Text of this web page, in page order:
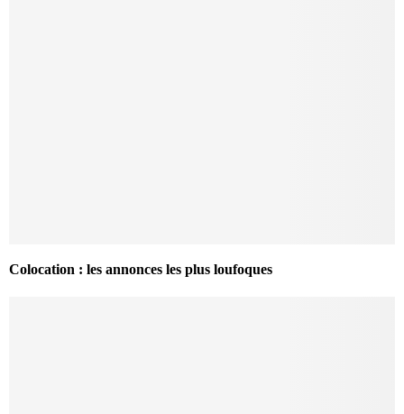
Colocation : les annonces les plus loufoques